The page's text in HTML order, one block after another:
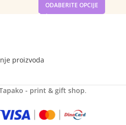
ODABERITE OPCIJE
proizvoda
- print & gift shop.